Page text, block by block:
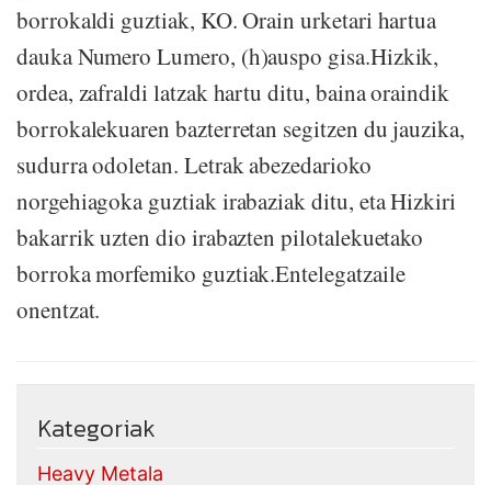
borrokaldi guztiak, KO. Orain urketari hartua
dauka Numero Lumero, (h)auspo gisa.Hizkik,
ordea, zafraldi latzak hartu ditu, baina oraindik
borrokalekuaren bazterretan segitzen du jauzika,
sudurra odoletan. Letrak abezedarioko
norgehiagoka guztiak irabaziak ditu, eta Hizkiri
bakarrik uzten dio irabazten pilotalekuetako
borroka morfemiko guztiak.Entelegatzaile
onentzat.
Kategoriak
Heavy Metala